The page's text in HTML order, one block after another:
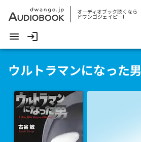
オーディオブック聴くなら
ドワンゴジェイピー!
ウルトラマンになった男